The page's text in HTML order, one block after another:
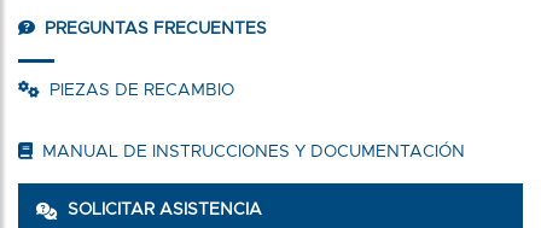
PREGUNTAS FRECUENTES
PIEZAS DE RECAMBIO
MANUAL DE INSTRUCCIONES Y DOCUMENTACIÓN
SOLICITAR ASISTENCIA